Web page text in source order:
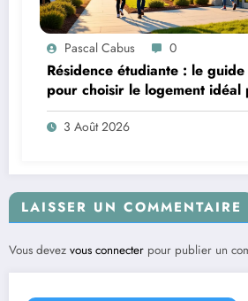
Pascal Cabus 0
Résidence étudiante : le
pour choisir le logement idéal
son campus
3 Août 2026
LAISSER UN COMMENTAIRE
Vous devez vous connecter pour publier un